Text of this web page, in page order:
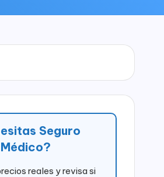
Seguro
Médico?
reales y revisa si